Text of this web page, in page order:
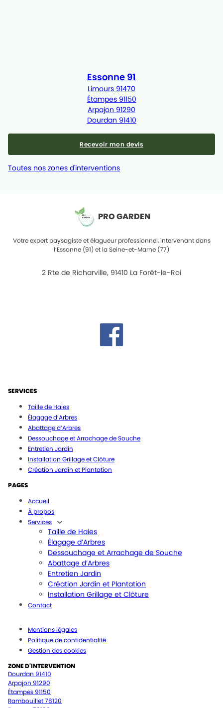
Essonne 91
Limours 91470
Étampes 91150
Arpajon 91290
Dourdan 91410
Recevoir mon devis
Toutes nos zones d'interventions
PRO GARDEN
Votre expert paysagiste et élagueur professionnel, intervenant dans
l’Essonne (91) et la Seine-et-Marne (77)
2 Rte de Richarville, 91410 La Forêt-le-Roi
SERVICES
Taille de Haies
Élagage d’Arbres
Abattage d’Arbres
Dessouchage et Arrachage de Souche
Entretien Jardin
Installation Grillage et Clôture
Création Jardin et Plantation
PAGES
Accueil
À propos
Services
Taille de Haies
Élagage d’Arbres
Dessouchage et Arrachage de Souche
Abattage d’Arbres
Entretien Jardin
Création Jardin et Plantation
Installation Grillage et Clôture
Contact
Mentions légales
Politique de confidentialité
Gestion des cookies
ZONE D'INTERVENTION
Dourdan 91410
Arpajon 91290
Étampes 91150
Rambouillet 78120